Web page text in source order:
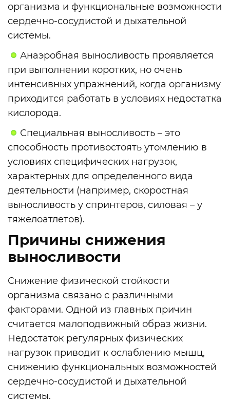
организма и функциональные возможности
сердечно-сосудистой и дыхательной
системы.
Анаэробная выносливость проявляется
при выполнении коротких, но очень
интенсивных упражнений, когда организму
приходится работать в условиях недостатка
кислорода.
Специальная выносливость – это
способность противостоять утомлению в
условиях специфических нагрузок,
характерных для определенного вида
деятельности (например, скоростная
выносливость у спринтеров, силовая – у
тяжелоатлетов).
Причины снижения
выносливости
Снижение физической стойкости
организма связано с различными
факторами. Одной из главных причин
считается малоподвижный образ жизни.
Недостаток регулярных физических
нагрузок приводит к ослаблению мышц,
снижению функциональных возможностей
сердечно-сосудистой и дыхательной
системы.